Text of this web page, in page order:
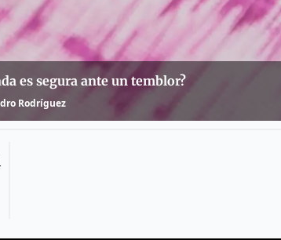
es segura ante un temblor?
Rodríguez